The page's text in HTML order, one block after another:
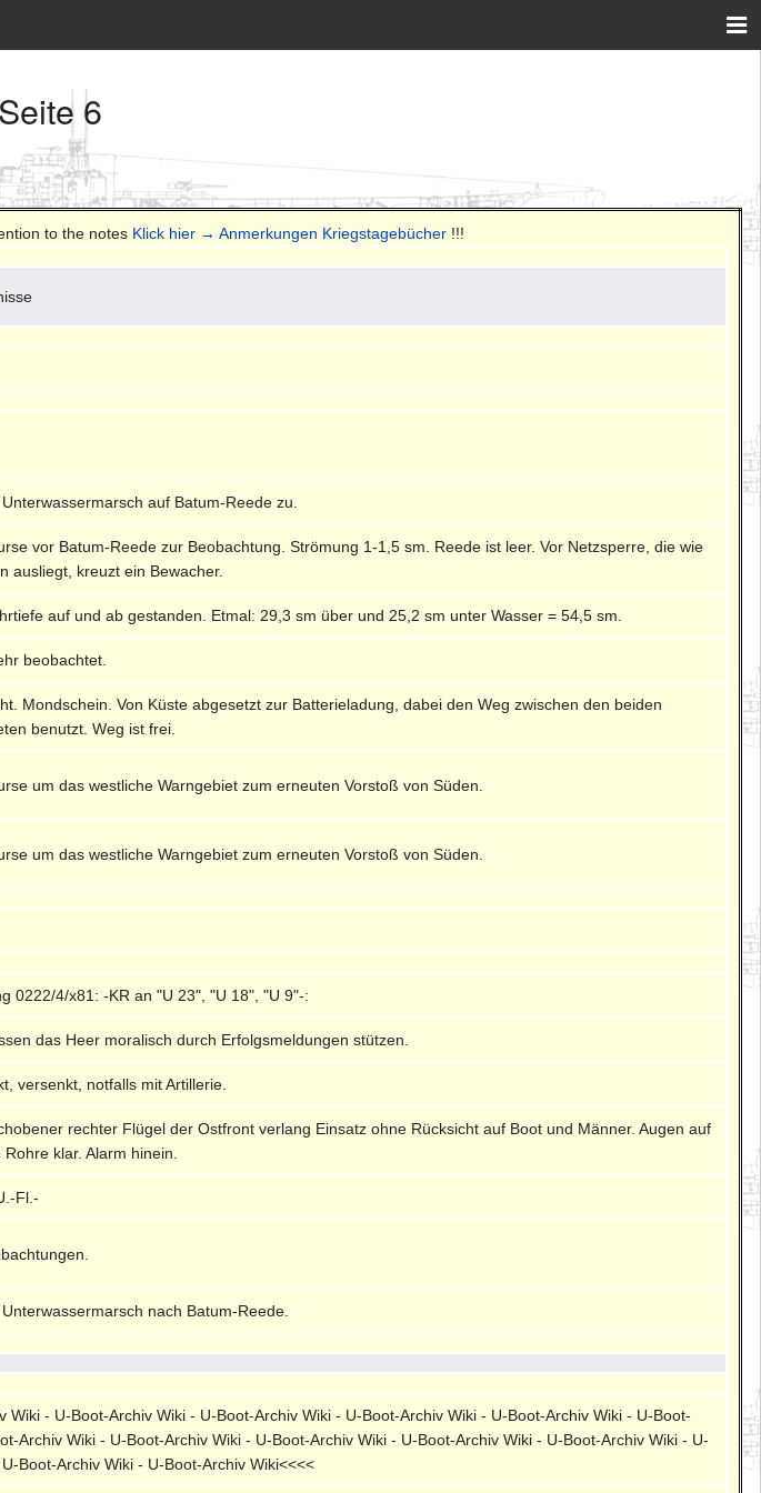
6
to the notes Klick hier → Anmerkungen Kriegstagebücher !!!
auf Batum-Reede zu.
vor Batum-Reede zur Beobachtung. Strömung 1-1,5 sm. Reede ist leer. Vor Netzsperre, die wie
ausliegt, kreuzt ein Bewacher.
auf und ab gestanden. Etmal: 29,3 sm über und 25,2 sm unter Wasser = 54,5 sm.
beobachtet.
Mondschein. Von Küste abgesetzt zur Batterieladung, dabei den Weg zwischen den beiden
benutzt. Weg ist frei.
um das westliche Warngebiet zum erneuten Vorstoß von Süden.
um das westliche Warngebiet zum erneuten Vorstoß von Süden.
0222/4/x81: -KR an "U 23", "U 18", "U 9"-:
das Heer moralisch durch Erfolgsmeldungen stützen.
versenkt, notfalls mit Artillerie.
rechter Flügel der Ostfront verlang Einsatz ohne Rücksicht auf Boot und Männer. Augen auf
klar. Alarm hinein.
Fl.-
nach Batum-Reede.
- U-Boot-Archiv Wiki - U-Boot-Archiv Wiki - U-Boot-Archiv Wiki - U-Boot-Archiv Wiki - U-Boot-
Archiv Wiki - U-Boot-Archiv Wiki - U-Boot-Archiv Wiki - U-Boot-Archiv Wiki - U-Boot-Archiv Wiki - U-
Boot-Archiv Wiki - U-Boot-Archiv Wiki<<<<